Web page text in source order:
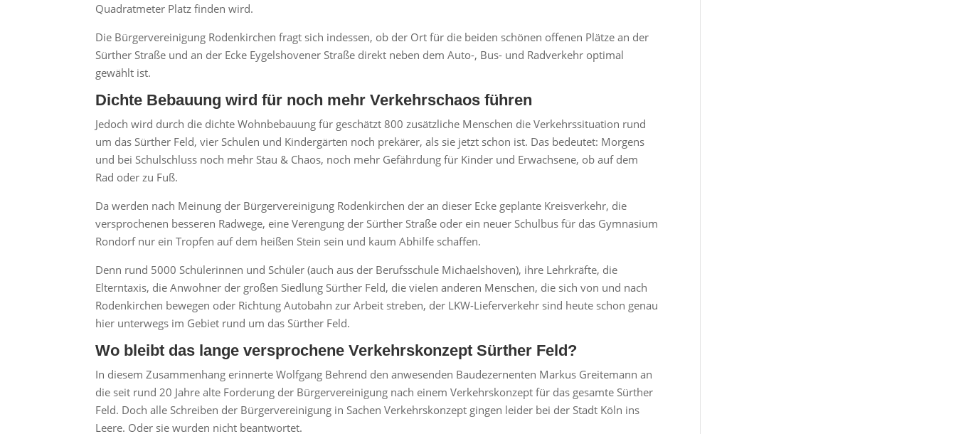
Quadratmeter Platz finden wird.
Die Bürgervereinigung Rodenkirchen fragt sich indessen, ob der Ort für die beiden schönen offenen Plätze an der
Sürther Straße und an der Ecke Eygelshovener Straße direkt neben dem Auto-, Bus- und Radverkehr optimal
gewählt ist.
Dichte Bebauung wird für noch mehr Verkehrschaos führen
Jedoch wird durch die dichte Wohnbebauung für geschätzt 800 zusätzliche Menschen die Verkehrssituation rund
um das Sürther Feld, vier Schulen und Kindergärten noch prekärer, als sie jetzt schon ist. Das bedeutet: Morgens
und bei Schulschluss noch mehr Stau & Chaos, noch mehr Gefährdung für Kinder und Erwachsene, ob auf dem
Rad oder zu Fuß.
Da werden nach Meinung der Bürgervereinigung Rodenkirchen der an dieser Ecke geplante Kreisverkehr, die
versprochenen besseren Radwege, eine Verengung der Sürther Straße oder ein neuer Schulbus für das Gymnasium
Rondorf nur ein Tropfen auf dem heißen Stein sein und kaum Abhilfe schaffen.
Denn rund 5000 Schülerinnen und Schüler (auch aus der Berufsschule Michaelshoven), ihre Lehrkräfte, die
Elterntaxis, die Anwohner der großen Siedlung Sürther Feld, die vielen anderen Menschen, die sich von und nach
Rodenkirchen bewegen oder Richtung Autobahn zur Arbeit streben, der LKW-Lieferverkehr sind heute schon genau
hier unterwegs im Gebiet rund um das Sürther Feld.
Wo bleibt das lange versprochene Verkehrskonzept Sürther Feld?
In diesem Zusammenhang erinnerte Wolfgang Behrend den anwesenden Baudezernenten Markus Greitemann an
die seit rund 20 Jahre alte Forderung der Bürgervereinigung nach einem Verkehrskonzept für das gesamte Sürther
Feld. Doch alle Schreiben der Bürgervereinigung in Sachen Verkehrskonzept gingen leider bei der Stadt Köln ins
Leere. Oder sie wurden nicht beantwortet.